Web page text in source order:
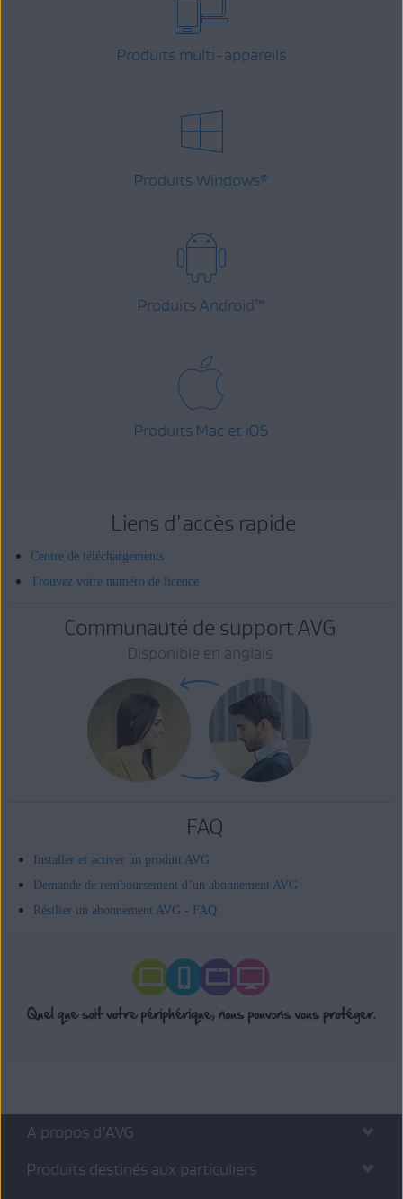
Produits multi-appareils
Produits Windows®
Produits Android™
Produits Mac et iOS
Liens d'accès rapide
Centre de téléchargements
Trouvez votre numéro de licence
Communauté de support AVG
Disponible en anglais
FAQ
Installer et activer un produit AVG
Demande de remboursement d’un abonnement AVG
Résilier un abonnement AVG - FAQ
A propos d’AVG
Produits destinés aux particuliers